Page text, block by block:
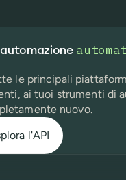
le principali
ai tuoi strumenti di
nuovo.
l'API